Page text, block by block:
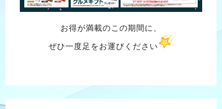
お得が満載のこの期間に、
ぜひ一度足をお運びください